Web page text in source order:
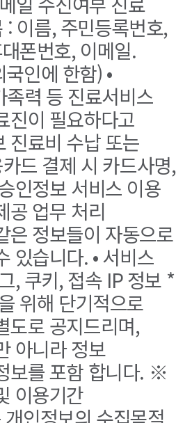
: 이름, 주민등록번호,
폰번호, 이메일.
인에 한함) •
력 등 진료서비스
진이 필요하다고
진료비 수납 또는
드 결제 시 카드사명,
인정보 서비스 이용
공 업무 처리
은 정보들이 자동으로
있습니다. • 서비스
, 쿠키, 접속 IP 정보 *
위해 단기적으로
도로 공지드리며,
아니라 정보
보를 포함 합니다. ※
이용기간
인정보의 수집목적